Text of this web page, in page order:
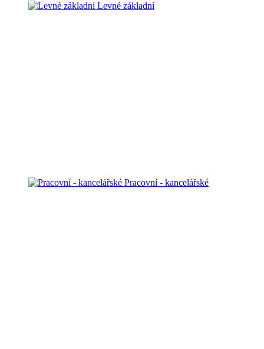
Levné základní
Pracovní - kancelářské